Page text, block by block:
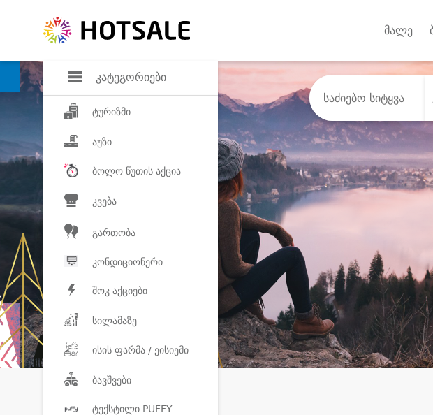
კატეგორიები
ტურიზმი
აუზი
ბოლო წუთის აქცია
კვება
გართობა
კონდიციონერი
შოკ აქციები
სილამაზე
ისის ფარმა / ეისიემი
ბავშვები
ტექსტილი PUFFY
მალე
შეიძინე